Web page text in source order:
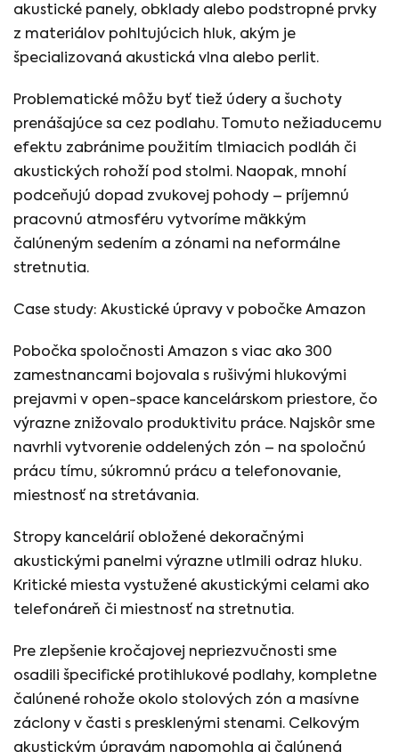
akustické panely, obklady alebo podstropné prvky
z materiálov pohltujúcich hluk, akým je
špecializovaná akustická vlna alebo perlit.
Problematické môžu byť tiež údery a šuchoty
prenášajúce sa cez podlahu. Tomuto nežiaducemu
efektu zabránime použitím tlmiacich podláh či
akustických rohoží pod stolmi. Naopak, mnohí
podceňujú dopad zvukovej pohody – príjemnú
pracovnú atmosféru vytvoríme mäkkým
čalúneným sedením a zónami na neformálne
stretnutia.
Case study: Akustické úpravy v pobočke Amazon
Pobočka spoločnosti Amazon s viac ako 300
zamestnancami bojovala s rušivými hlukovými
prejavmi v open-space kancelárskom priestore, čo
výrazne znižovalo produktivitu práce. Najskôr sme
navrhli vytvorenie oddelených zón – na spoločnú
prácu tímu, súkromnú prácu a telefonovanie,
miestnosť na stretávania.
Stropy kancelárií obložené dekoračnými
akustickými panelmi výrazne utlmili odraz hluku.
Kritické miesta vystužené akustickými celami ako
telefonáreň či miestnosť na stretnutia.
Pre zlepšenie kročajovej nepriezvučnosti sme
osadili špecifické protihlukové podlahy, kompletne
čalúnené rohože okolo stolových zón a masívne
záclony v časti s presklenými stenami. Celkovým
akustickým úpravám napomohla aj čalúnená